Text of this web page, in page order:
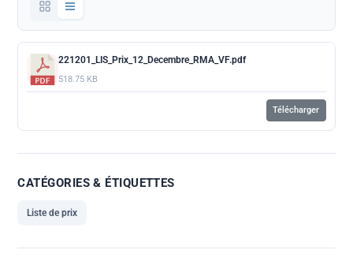
221201_LIS_Prix_12_Decembre_RMA_VF.pdf
518.75 KB
Télécharger
CATÉGORIES & ÉTIQUETTES
Liste de prix